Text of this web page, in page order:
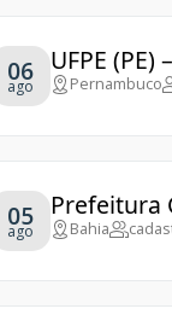
06
ago
UFPE
Pernambuco
05
ago
Prefeitura
Bahia